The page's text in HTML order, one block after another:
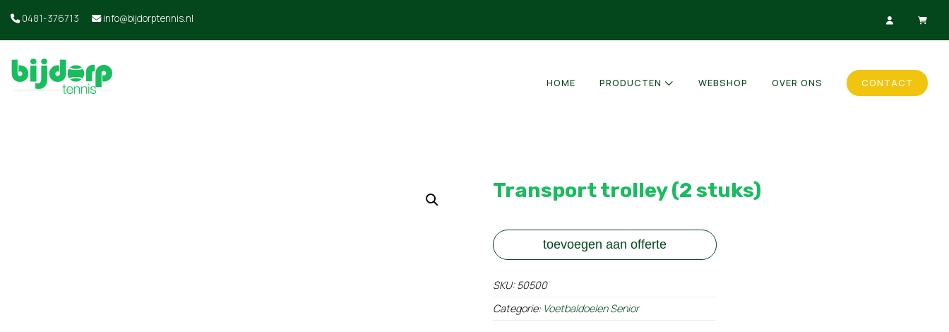
0481-376713 info@bijdorptennis.nl
HOME PRODUCTEN WEBSHOP OVER ONS CONTACT
Transport trolley (2 stuks)
toevoegen aan offerte
SKU:50500
Categorie: Voetbaldoelen Senior